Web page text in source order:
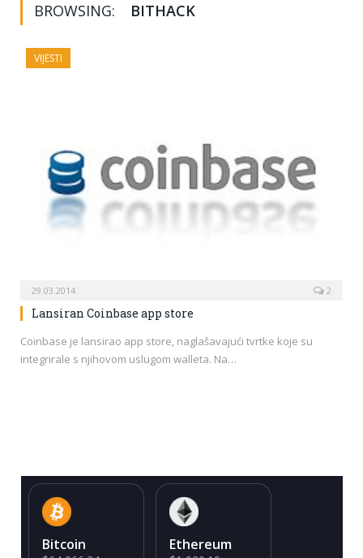
BROWSING: BITHACK
VIJESTI
29.03.2014 2
Lansiran Coinbase app store
Coinbase je lansirao app store, naglašavajući tvrtke koje su
integrirale s njihovom uslugom walleta. Na…
Bitcoin Ethereum